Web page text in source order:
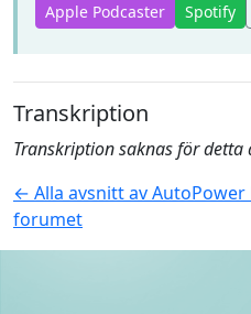
Apple Podcaster Spotify
Transkription
Transkription saknas för detta
← Alla avsnitt av AutoPower
forumet